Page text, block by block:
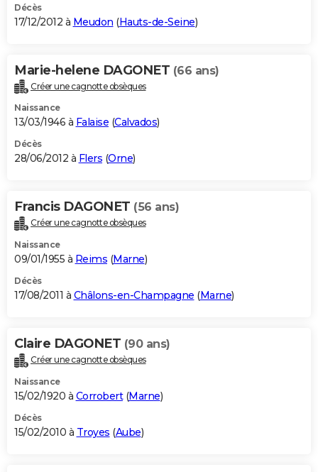
Décès
17/12/2012 à Meudon (Hauts-de-Seine)
Marie-helene DAGONET (66 ans)
Créer une cagnotte obsèques
Naissance
13/03/1946 à Falaise (Calvados)
Décès
28/06/2012 à Flers (Orne)
Francis DAGONET (56 ans)
Créer une cagnotte obsèques
Naissance
09/01/1955 à Reims (Marne)
Décès
17/08/2011 à Châlons-en-Champagne (Marne)
Claire DAGONET (90 ans)
Créer une cagnotte obsèques
Naissance
15/02/1920 à Corrobert(Marne)
Décès
15/02/2010 à Troyes (Aube)